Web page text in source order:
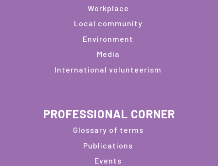
Workplace
Local community
Environment
Media
International volunteerism
PROFESSIONAL CORNER
Glossary of terms
Publications
Events